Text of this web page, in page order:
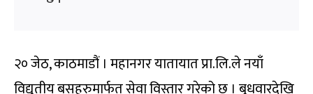
२० जेठ, काठमाडौं । महानगर यातायात प्रा.लि.ले नयाँ
विद्युतीय बसहरुमार्फत सेवा विस्तार गरेको छ । बुधवारदेखि